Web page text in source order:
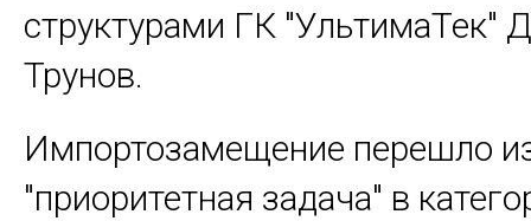
структурами ГК "УльтимаТек"
Трунов.
Импортозамещение перешло
"приоритетная задача" в